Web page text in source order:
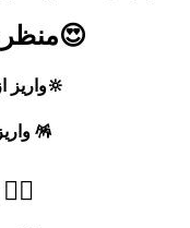
🔆واریز
🪅 واریز از طریق سوپرسل 🪅